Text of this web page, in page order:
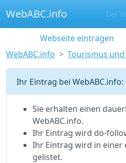
WebABC.info Der
Webseite eintragen
WebABC.info
Tourismus und
Ihr Eintrag bei WebABC.info:
Sie erhalten einen
WebABC.info.
Ihr Eintrag wird do-
Ihr Eintrag wird in einer
gelistet.